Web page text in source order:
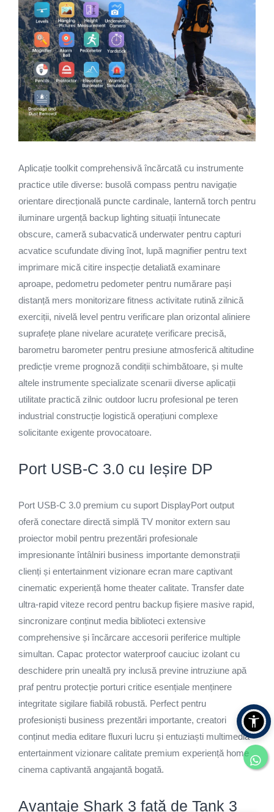
Aplicație toolkit comprehensivă încărcată cu instrumente
practice utile diverse: busolă compass pentru navigație
orientare direcțională puncte cardinale, lanternă torch pentru
iluminare urgență backup lighting situații întunecate
obscure, cameră subacvatică underwater pentru capturi
acvatice scufundate diving înot, lupă magnifier pentru text
imprimare mică citire inspecție detaliată examinare
aproape, pedometru pedometer pentru numărare pași
distanță mers monitorizare fitness activitate rutină zilnică
exerciții, nivelă level pentru verificare plan orizontal aliniere
suprafețe plane nivelare acuratețe verificare precisă,
barometru barometer pentru presiune atmosferică altitudine
predicție vreme prognoză condiții schimbătoare, și multe
altele instrumente specializate scenarii diverse aplicații
utilitate practică zilnic outdoor lucru profesional pe teren
industrial construcție logistică operațiuni complexe
solicitante exigente provocatoare.
Port USB-C 3.0 cu Ieșire DP
Port USB-C 3.0 premium cu suport DisplayPort output
oferă conectare directă simplă TV monitor extern sau
proiector mobil pentru prezentări profesionale
impresionante întâlniri business importante demonstrații
clienți și entertainment vizionare ecran mare captivant
cinematic experiență home theater calitate. Transfer date
ultra-rapid viteze record pentru backup fișiere masive rapid,
sincronizare conținut media biblioteci extensive
comprehensive și încărcare accesorii periferice multiple
simultan. Capac protector waterproof cauciuc izolant cu
deschidere prin unealtă pry inclusă previne intruziune apă
praf pentru protecție porturi critice esențiale menținere
integritate sigilare fiabilă robustă. Perfect pentru
profesioniști business prezentări importante, creatori
conținut media editare fluxuri lucru și entuziaști multimedia
entertainment vizionare calitate premium experiență home
cinema captivantă angajantă bogată.
Avantaje Shark 3 față de Tank 3